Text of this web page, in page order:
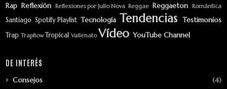
Rap Reflexión Reflexiones por Julio Nova Reggae Reggaeton Romántica
Santiago Spotify Playlist Tecnología Tendencias Testimonios
Trap TrapBow Tropical Vallenato Vídeo YouTube Channel
DE INTERÉS
Consejos (4)